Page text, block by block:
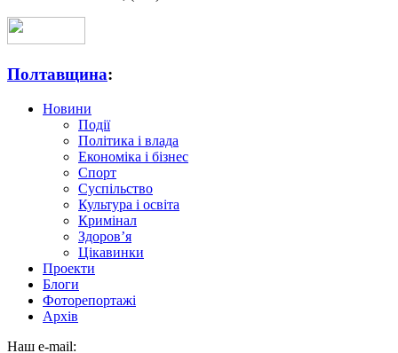
Полтавщина:
Новини
Події
Політика і влада
Економіка і бізнес
Спорт
Суспільство
Культура і освіта
Кримінал
Здоров’я
Цікавинки
Проекти
Блоги
Фоторепортажі
Архів
Наш e-mail: